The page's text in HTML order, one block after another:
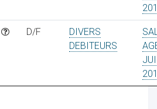
D/F
DIVERS
DEBITEURS